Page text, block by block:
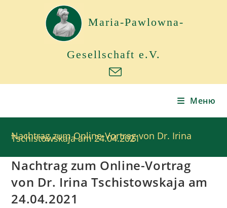
Maria-Pawlowna-
Gesellschaft e.V.
Меню
Nachtrag zum Online-Vortrag von Dr. Irina
Tschistowskaja am 24.04.2021
Nachtrag zum Online-Vortrag
von Dr. Irina Tschistowskaja am
24.04.2021